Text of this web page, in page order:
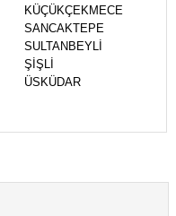
KÜÇÜKÇEKMECE
SANCAKTEPE
SULTANBEYLİ
ŞİŞLİ
ÜSKÜDAR